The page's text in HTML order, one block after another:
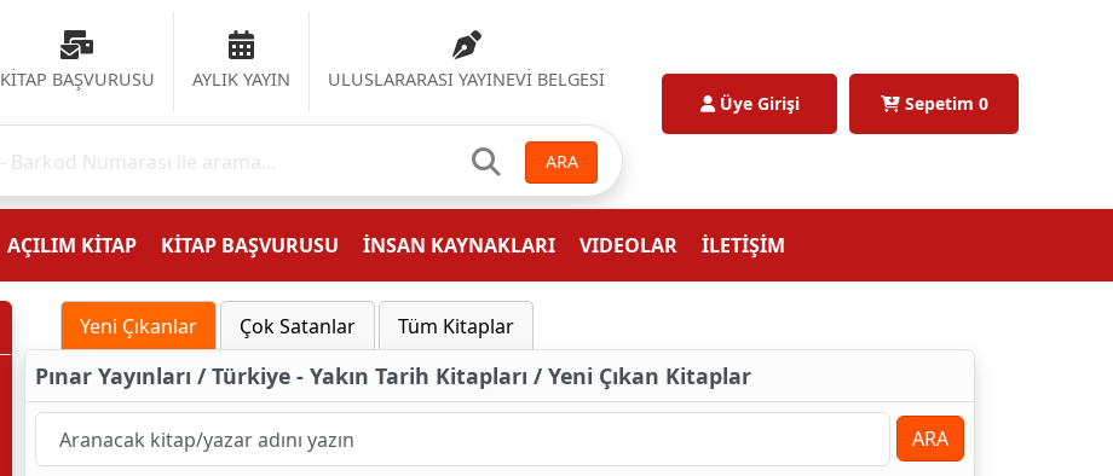
KİTAP BAŞVURUSU AYLIK YAYIN ULUSLARARASI YAYINEVİ BELGESİ
ARA
Üye Girişi Sepetim 0
AÇILIM KİTAP KİTAP BAŞVURUSU İNSAN KAYNAKLARI VIDEOLAR İLETİŞİM
Yeni Çıkanlar Çok Satanlar Tüm Kitaplar
Pınar Yayınları / Türkiye - Yakın Tarih Kitapları / Yeni Çıkan Kitaplar
ARA